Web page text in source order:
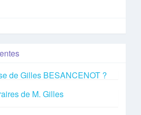
de Gilles BESANCENOT ?
de M. Gilles